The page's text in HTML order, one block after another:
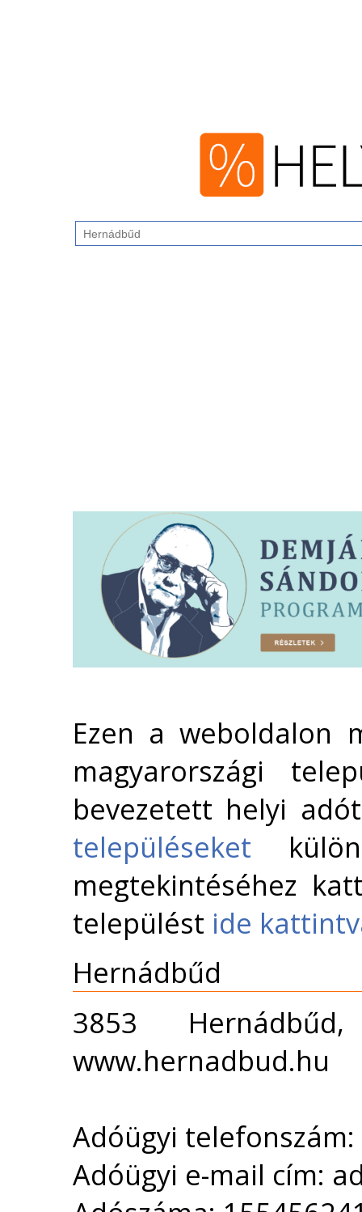
Ezen a weboldalon
magyarországi
bevezetett helyi
településeket
megtekintéséhez
települést ide
Hernádbűd
3853
www.hernadbud.hu
Adóügyi
Adóügyi e-mail cím: